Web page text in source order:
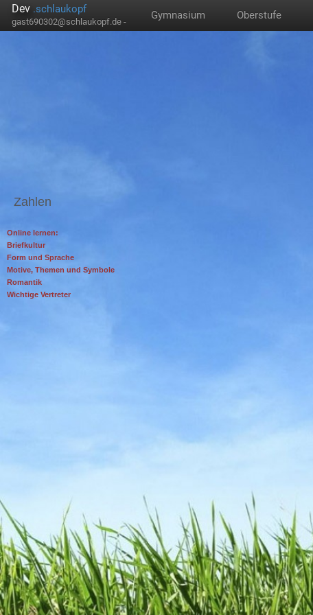
Dev .schlaukopf
gast690302@schlaukopf.de -
Gymnasium Oberstufe
Zahlen
Online lernen:
Briefkultur
Form und Sprache
Motive, Themen und Symbole
Romantik
Wichtige Vertreter